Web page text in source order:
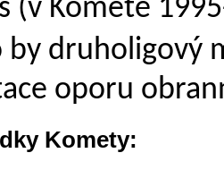
(v Kometě
by druholigový
oporu
Komety: